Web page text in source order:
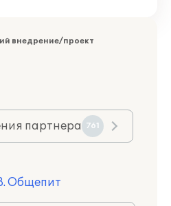
внедрение/проект
партнера 761
Общепит